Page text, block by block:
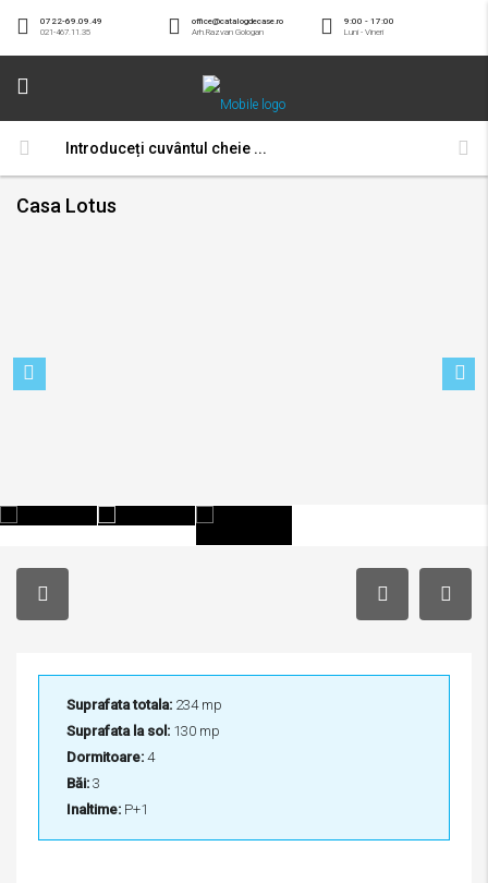
9:00 - 17:00
Luni - Vineri
office@catalogdecase.ro
Arh.Razvan Gologan
0722-69.09.49
021-467.11.35
Casa Lotus
Suprafata totala: 234 mp
Suprafata la sol: 130 mp
Dormitoare: 4
Băi: 3
Inaltime: P+1